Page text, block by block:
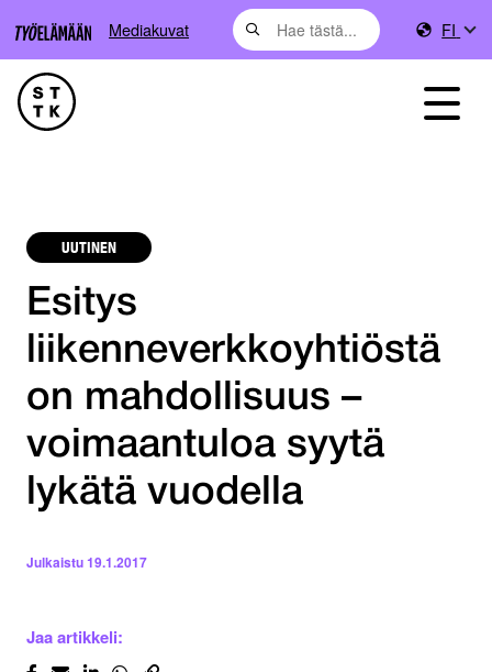
Mediakuvat FI
UUTINEN
Esitys
liikenneverkkoyhtiöstä
on mahdollisuus –
voimaantuloa syytä
lykätä vuodella
Julkaistu19.1.2017
Jaa artikkeli: